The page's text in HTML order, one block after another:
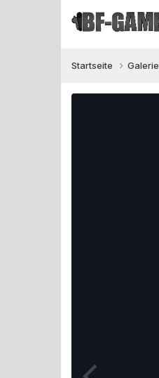
Startseite Galerie